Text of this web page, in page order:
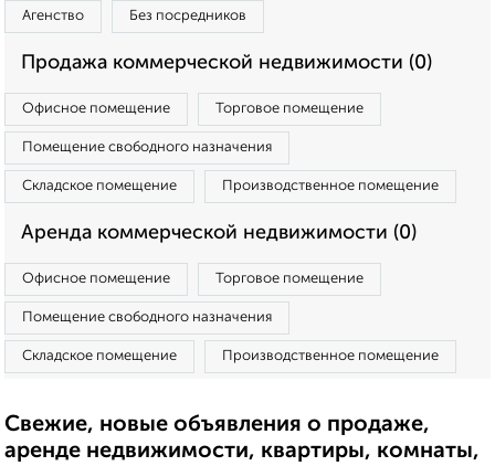
Агенство Без посредников
Продажа коммерческой недвижимости (0)
Офисное помещение Торговое помещение
Помещение свободного назначения
Складское помещение Производственное помещение
Аренда коммерческой недвижимости (0)
Офисное помещение Торговое помещение
Помещение свободного назначения
Складское помещение Производственное помещение
Свежие, новые объявления о продаже,
аренде недвижимости, квартиры, комнаты,